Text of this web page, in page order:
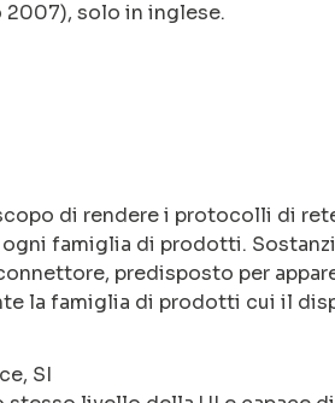
2007), solo in inglese.
di rendere i protocolli di
famiglia di prodotti.
predisposto per
la famiglia di prodotti cui il
SI